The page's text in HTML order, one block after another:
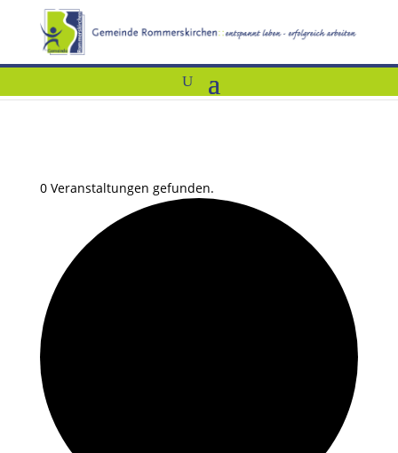
0 Veranstaltungen gefunden.